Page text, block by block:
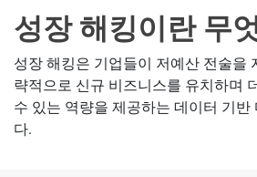
성장 해킹이란 무
성장 해킹은 기업들이 저예산 전술을
략적으로 신규 비즈니스를 유치하며
수 있는 역량을 제공하는 데이터 기반
다.